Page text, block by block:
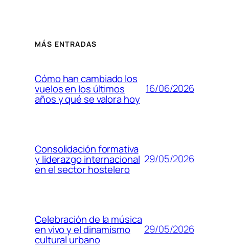
MÁS ENTRADAS
Cómo han cambiado los
vuelos en los últimos
años y qué se valora hoy
16/06/2026
Consolidación formativa
y liderazgo internacional
en el sector hostelero
29/05/2026
Celebración de la música
en vivo y el dinamismo
cultural urbano
29/05/2026